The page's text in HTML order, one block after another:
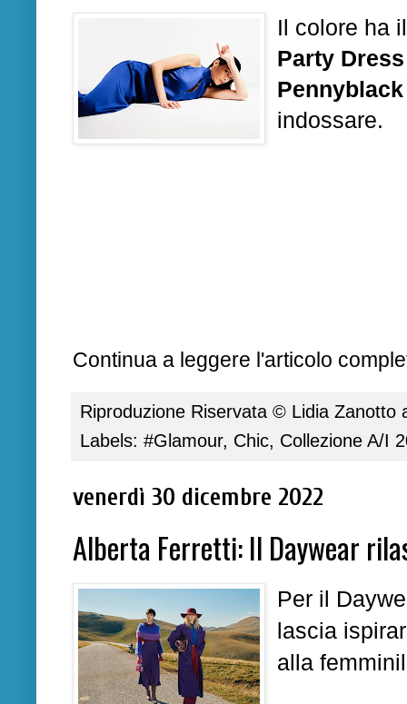
Il colore ha
Party Dress
Pennyblack
indossare.
Continua a leggere l'articolo
Riproduzione Riservata © Lidia Zanotto
Labels: #Glamour, Chic Collezione A/I
venerdì 30 dicembre 2022
Alberta Ferretti: Il Daywear
Per il
lascia
alla